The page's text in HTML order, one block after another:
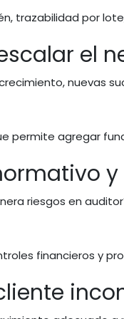
trazabilidad por
el
nuevas
permite agregar
riesgos en
financieros y